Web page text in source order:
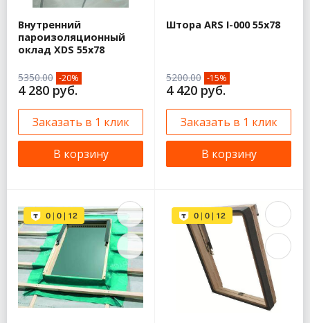
Внутренний
пароизоляционный
оклад XDS 55х78
5350.00 -20%
4 280 руб.
Заказать в 1 клик
В корзину
Штора ARS I-000 55х78
5200.00 -15%
4 420 руб.
Заказать в 1 клик
В корзину